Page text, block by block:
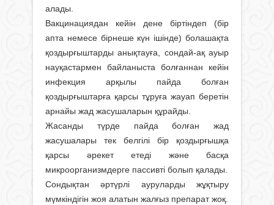
алады.
Вакцинациядан кейін дене біртіндеп (бір
апта немесе бірнеше күн ішінде) болашақта
қоздырғыштарды анықтауға, сондай-ақ ауыр
науқастармен байланыста болғаннан кейін
инфекция арқылы пайда болған
қоздырғыштарға қарсы тұруға жауап беретін
арнайы жад жасушаларын құрайды.
Жасанды түрде пайда болған жад
жасушалары тек белгілі бір қоздырғышқа
қарсы әрекет етеді және басқа
микроорганизмдерге пассивті болып қалады.
Сондықтан әртүрлі ауруларды жұқтыру
мүмкіндігін жоя алатын жалғыз препарат жоқ.